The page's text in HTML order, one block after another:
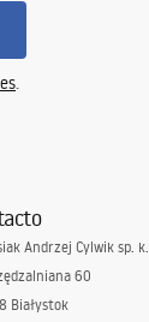
.
Andrzej Cylwik sp. k.
60
Białystok